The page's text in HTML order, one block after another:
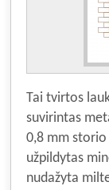
Tai tvirtos
suvirintas
0,8 mm storio
užpildytas
nudažyta